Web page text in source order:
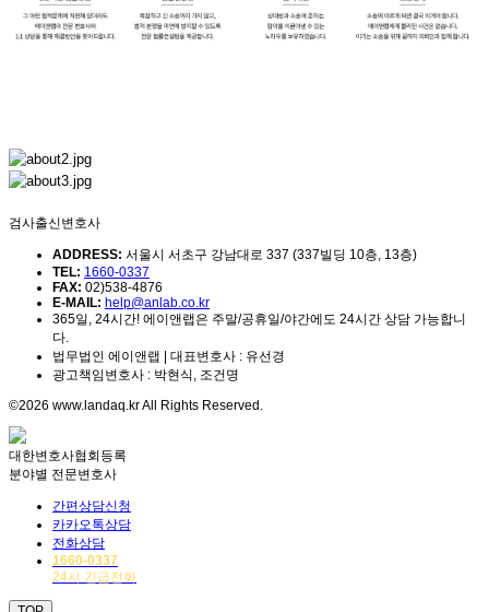
검사출신변호사
ADDRESS: 서울시 서초구 강남대로 337 (337빌딩 10층, 13층)
TEL: 1660-0337
FAX: 02)538-4876
E-MAIL: help@anlab.co.kr
365일, 24시간! 에이앤랩은 주말/공휴일/야간에도 24시간 상담 가능합니
다.
법무법인 에이앤랩 | 대표변호사 : 유선경
광고책임변호사 : 박현식, 조건명
©2026 www.landaq.kr All Rights Reserved.
대한변호사협회등록
분야별 전문변호사
간편상담신청
카카오톡상담
전화상담
1660-0337
24시 긴급전화